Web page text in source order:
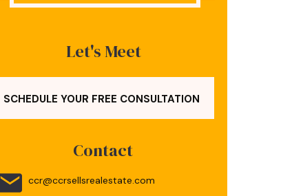
Let's Meet
Contact
ccr@ccrsellsrealestate.com
SCHEDULE YOUR FREE CONSULTATION